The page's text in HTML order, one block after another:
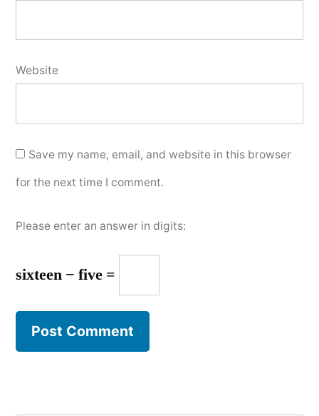
Website
Save my name, email, and website in this browser
for the next time I comment.
Please enter an answer in digits:
sixteen − five =